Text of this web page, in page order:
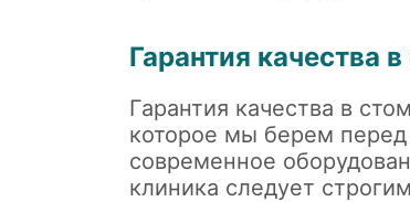
Гарантия качества
Гарантия качества в
которое мы берем
современное
клиника следует